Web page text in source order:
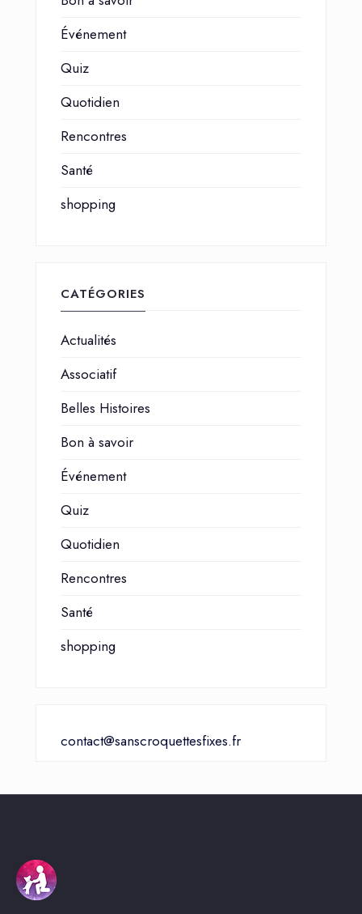
Événement
Quiz
Quotidien
Rencontres
Santé
shopping
CATÉGORIES
Actualités
Associatif
Belles Histoires
Bon à savoir
Événement
Quiz
Quotidien
Rencontres
Santé
shopping
contact@sanscroquettesfixes.fr